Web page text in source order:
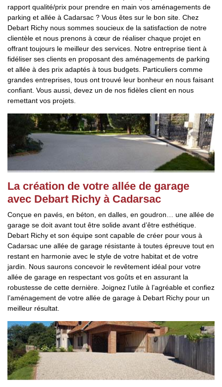
rapport qualité/prix pour prendre en main vos aménagements de
parking et allée à Cadarsac ? Vous êtes sur le bon site. Chez
Debart Richy nous sommes soucieux de la satisfaction de notre
clientèle et nous prenons à cœur de réaliser chaque projet en
offrant toujours le meilleur des services. Notre entreprise tient à
fidéliser ses clients en proposant des aménagements de parking
et allée à des prix adaptés à tous budgets. Particuliers comme
grandes entreprises, tous ont trouvé leur bonheur en nous faisant
confiant. Vous aussi, devez un de nos fidèles client en nous
remettant vos projets.
La création de votre allée de garage
avec Debart Richy à Cadarsac
Conçue en pavés, en béton, en dalles, en goudron… une allée de
garage se doit avant tout être solide avant d’être esthétique.
Debart Richy et son équipe sont capable de créer pour vous à
Cadarsac une allée de garage résistante à toutes épreuve tout en
restant en harmonie avec le style de votre habitat et de votre
jardin. Nous saurons concevoir le revêtement idéal pour votre
allée de garage en respectant vos goûts et en assurant la
robustesse de cette dernière. Joignez l’utile à l’agréable et confiez
l’aménagement de votre allée de garage à Debart Richy pour un
meilleur résultat.